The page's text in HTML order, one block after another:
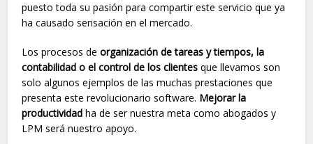
puesto toda su pasión para compartir este servicio que ya
ha causado sensación en el mercado.
Los procesos deorganización de tareas y tiempos, la
contabilidad o el control de los clientes que llevamos son
solo algunos ejemplos de las muchas prestaciones que
presenta este revolucionario software. Mejorar la
productividad ha de ser nuestra meta como abogados y
LPM será nuestro apoyo.